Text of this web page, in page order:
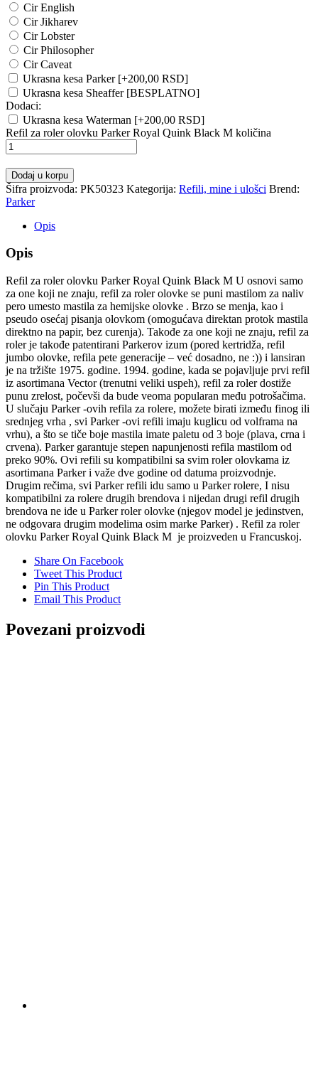
Cir English
Cir Jikharev
Cir Lobster
Cir Philosopher
Cir Caveat
Ukrasna kesa Parker [+200,00 RSD]
Ukrasna kesa Sheaffer [BESPLATNO]
Dodaci:
Ukrasna kesa Waterman [+200,00 RSD]
Refil za roler olovku Parker Royal Quink Black M količina
Dodaj u korpu
Šifra proizvoda: PK50323 Kategorija: Refili, mine i ulošci Brend:
Parker
Opis
Opis
Refil za roler olovku Parker Royal Quink Black M U osnovi samo
za one koji ne znaju, refil za roler olovke se puni mastilom za naliv
pero umesto mastila za hemijske olovke . Brzo se menja, kao i
pseudo osećaj pisanja olovkom (omogućava direktan protok mastila
direktno na papir, bez curenja). Takođe za one koji ne znaju, refil za
roler je takođe patentirani Parkerov izum (pored kertridža, refil
jumbo olovke, refila pete generacije – već dosadno, ne :)) i lansiran
je na tržište 1975. godine. 1994. godine, kada se pojavljuje prvi refil
iz asortimana Vector (trenutni veliki uspeh), refil za roler dostiže
punu zrelost, počevši da bude veoma popularan među potrošačima.
U slučaju Parker -ovih refila za rolere, možete birati između finog ili
srednjeg vrha , svi Parker -ovi refili imaju kuglicu od volframa na
vrhu), a što se tiče boje mastila imate paletu od 3 boje (plava, crna i
crvena). Parker garantuje stepen napunjenosti refila mastilom od
preko 90%. Ovi refili su kompatibilni sa svim roler olovkama iz
asortimana Parker i važe dve godine od datuma proizvodnje.
Drugim rečima, svi Parker refili idu samo u Parker rolere, I nisu
kompatibilni za rolere drugih brendova i nijedan drugi refil drugih
brendova ne ide u Parker roler olovke (njegov model je jedinstven,
ne odgovara drugim modelima osim marke Parker) . Refil za roler
olovku Parker Royal Quink Black M je proizveden u Francuskoj.
Share On Facebook
Tweet This Product
Pin This Product
Email This Product
Povezani proizvodi